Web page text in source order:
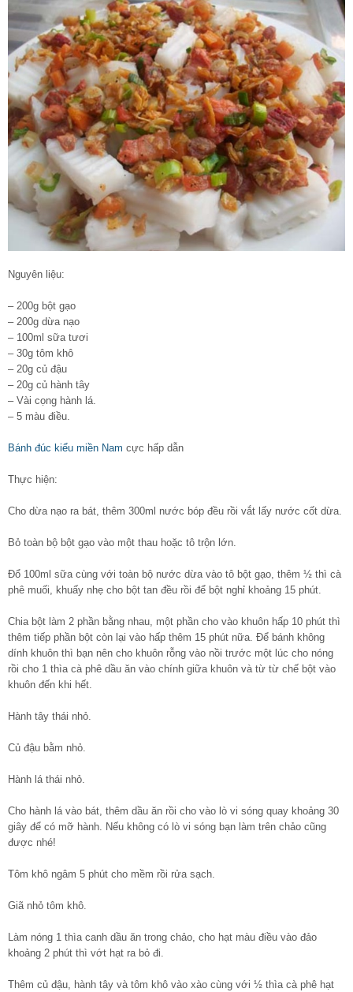
Nguyên liệu:
– 200g bột gạo
– 200g dừa nạo
– 100ml sữa tươi
– 30g tôm khô
– 20g củ đậu
– 20g củ hành tây
– Vài cọng hành lá.
– 5 màu điều.
Bánh đúc kiểu miền Nam cực hấp dẫn
Thực hiện:
Cho dừa nạo ra bát, thêm 300ml nước bóp đều rồi vắt lấy nước cốt dừa.
Bỏ toàn bộ bột gạo vào một thau hoặc tô trộn lớn.
Đổ 100ml sữa cùng với toàn bộ nước dừa vào tô bột gạo, thêm ½ thì cà
phê muối, khuấy nhẹ cho bột tan đều rồi để bột nghỉ khoảng 15 phút.
Chia bột làm 2 phần bằng nhau, một phần cho vào khuôn hấp 10 phút thì
thêm tiếp phần bột còn lại vào hấp thêm 15 phút nữa. Để bánh không
dính khuôn thì bạn nên cho khuôn rỗng vào nồi trước một lúc cho nóng
rồi cho 1 thìa cà phê dầu ăn vào chính giữa khuôn và từ từ chế bột vào
khuôn đến khi hết.
Hành tây thái nhỏ.
Củ đậu bằm nhỏ.
Hành lá thái nhỏ.
Cho hành lá vào bát, thêm dầu ăn rồi cho vào lò vi sóng quay khoảng 30
giây để có mỡ hành. Nếu không có lò vi sóng bạn làm trên chảo cũng
được nhé!
Tôm khô ngâm 5 phút cho mềm rồi rửa sạch.
Giã nhỏ tôm khô.
Làm nóng 1 thìa canh dầu ăn trong chảo, cho hạt màu điều vào đảo
khoảng 2 phút thì vớt hạt ra bỏ đi.
Thêm củ đậu, hành tây và tôm khô vào xào cùng với ½ thìa cà phê hạt